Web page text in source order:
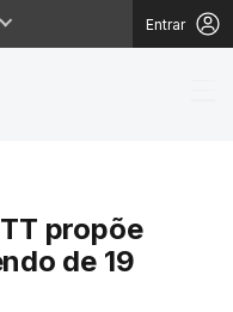
Entrar
dos
propõe
de 19